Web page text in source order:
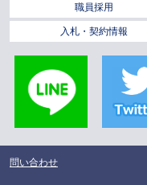
職員採用
入札・契約情報
LINE
問い合わせ